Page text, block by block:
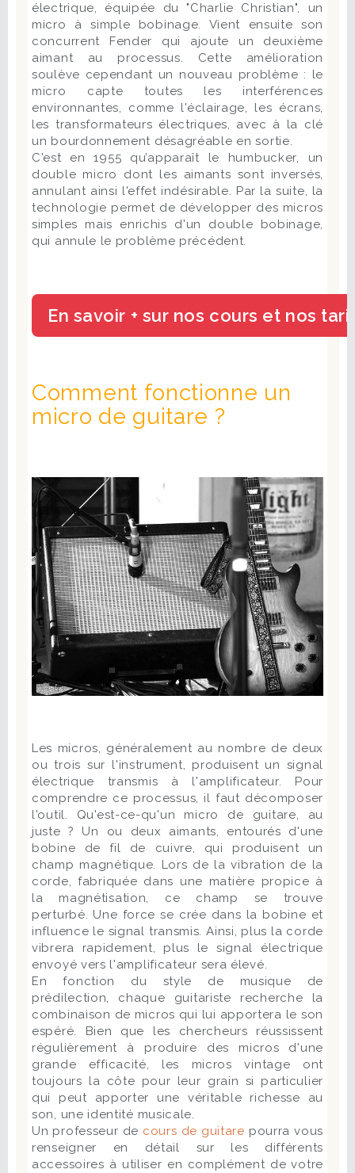
électrique, équipée du "Charlie Christian", un
micro à simple bobinage. Vient ensuite son
concurrent Fender qui ajoute un deuxième
aimant au processus. Cette amélioration
soulève cependant un nouveau problème : le
micro capte toutes les interférences
environnantes, comme l'éclairage, les écrans,
les transformateurs électriques, avec à la clé
un bourdonnement désagréable en sortie.
C'est en 1955 qu’apparaît le humbucker, un
double micro dont les aimants sont inversés,
annulant ainsi l'effet indésirable. Par la suite, la
technologie permet de développer des micros
simples mais enrichis d'un double bobinage,
qui annule le problème précédent.
Comment fonctionne un
micro de guitare ?
Les micros, généralement au nombre de deux
ou trois sur l'instrument, produisent un signal
électrique transmis à l'amplificateur. Pour
comprendre ce processus, il faut décomposer
l'outil. Qu'est-ce-qu'un micro de guitare, au
juste ? Un ou deux aimants, entourés d'une
bobine de fil de cuivre, qui produisent un
champ magnétique. Lors de la vibration de la
corde, fabriquée dans une matière propice à
la magnétisation, ce champ se trouve
perturbé. Une force se crée dans la bobine et
influence le signal transmis. Ainsi, plus la corde
vibrera rapidement, plus le signal électrique
envoyé vers l'amplificateur sera élevé.
En fonction du style de musique de
prédilection, chaque guitariste recherche la
combinaison de micros qui lui apportera le son
espéré. Bien que les chercheurs réussissent
régulièrement à produire des micros d'une
grande efficacité, les micros vintage ont
toujours la côte pour leur grain si particulier
qui peut apporter une véritable richesse au
son, une identité musicale.
Un professeur de cours de guitare pourra vous
renseigner en détail sur les différents
accessoires à utiliser en complément de votre